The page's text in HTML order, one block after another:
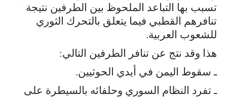
تسبب بها التباعد الملحوظ بين الطرفين نتيجة
تنافرهم القطبي فيما يتعلق بالتحرك الثوري
للشعوب العربية.
هذا وقد نتج عن تنافر الطرفين التالي:
ـ سقوط اليمن في أيدي الحوثيين.
ـ تفرد النظام السوري وحلفائه بالسيطرة على